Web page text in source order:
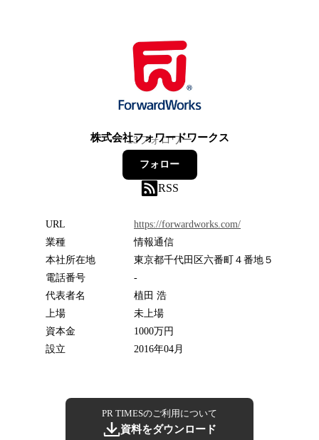
株式会社フォワードワークス
13フォロワー
フォロー
RSS
URL
https://forwardworks.com/
業種
情報通信
本社所在地
東京都千代田区六番町４番地５
電話番号
-
代表者名
植田 浩
上場
未上場
資本金
1000万円
設立
2016年04月
PR TIMESのご利用について
資料をダウンロード